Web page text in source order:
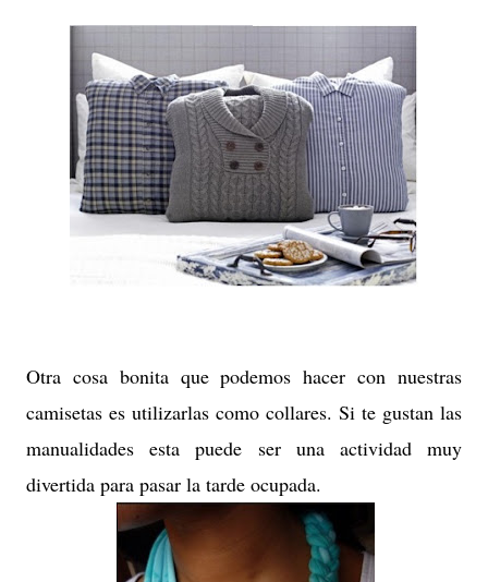
Otra cosa bonita que podemos hacer con nuestras
camisetas es utilizarlas como collares. Si te gustan las
manualidades esta puede ser una actividad muy
divertida para pasar la tarde ocupada.